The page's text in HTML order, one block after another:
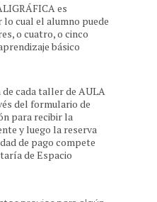
es
cual el alumno puede
o cuatro, o cinco
básico
cada taller de AULA
del formulario de
para recibir la
y luego la reserva
de pago compete
de Espacio